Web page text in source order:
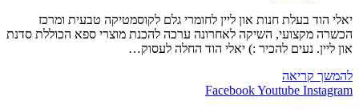
יאלי הוד בעלת חנות און ליין לחומרי גלם לקוסמטיקה טבעית ומרכז
הכשרה מקצועי, השיקה לאחרונה ערכה להכנת מוצרי ספא הכוללת סדנת
און ליין. נעים להכיר :) יאלי הוד החלה לעסוק…
להמשך קריאההכירו
את
FacebookYoutube Instagram